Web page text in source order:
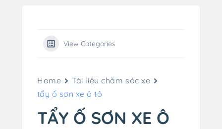
View Categories
Home
Tài liệu chăm sóc xe
tẩy ố sơn xe ô tô
TẨY Ố SƠN XE Ô